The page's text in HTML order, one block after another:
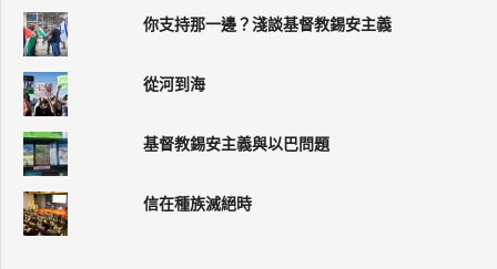
你支持那一邊？淺談基督教錫安主義
從河到海
基督教錫安主義與以巴問題
信在種族滅絕時